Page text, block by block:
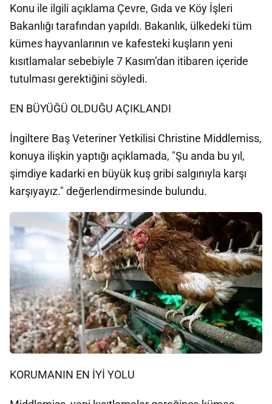
Konu ile ilgili açıklama Çevre, Gıda ve Köy İşleri
Bakanlığı tarafından yapıldı. Bakanlık, ülkedeki tüm
kümes hayvanlarının ve kafesteki kuşların yeni
kısıtlamalar sebebiyle 7 Kasım’dan itibaren içeride
tutulması gerektiğini söyledi.
EN BÜYÜĞÜ OLDUĞU AÇIKLANDI
İngiltere Baş Veteriner Yetkilisi Christine Middlemiss,
konuya ilişkin yaptığı açıklamada, "Şu anda bu yıl,
şimdiye kadarki en büyük kuş gribi salgınıyla karşı
karşıyayız." değerlendirmesinde bulundu.
KORUMANIN EN İYİ YOLU